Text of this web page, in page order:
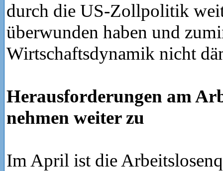
durch die US-Zollpolitik
überwunden haben und
Wirtschaftsdynamik nicht
Herausforderungen am
nehmen weiter zu
Im April ist die